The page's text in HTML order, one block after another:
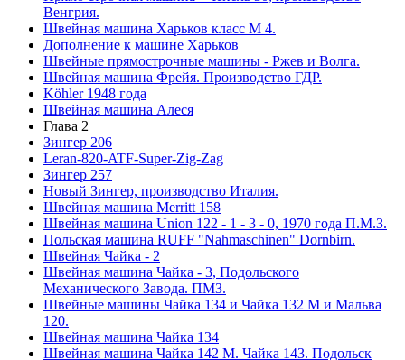
Венгрия.
Швейная машина Харьков класс М 4.
Дополнение к машине Харьков
Швейные прямострочные машины - Ржев и Волга.
Швейная машина Фрейя. Производство ГДР.
Köhler 1948 года
Швейная машина Алеся
Глава 2
Зингер 206
Leran-820-ATF-Super-Zig-Zag
Зингер 257
Новый Зингер, производство Италия.
Швейная машина Merritt 158
Швейная машина Union 122 - 1 - 3 - 0, 1970 года П.М.З.
Польская машина RUFF "Nahmaschinen" Dornbirn.
Швейная Чайка - 2
Швейная машина Чайка - 3, Подольского
Механического Завода. ПМЗ.
Швейные машины Чайка 134 и Чайка 132 М и Мальва
120.
Швейная машина Чайка 134
Швейная машина Чайка 142 М. Чайка 143. Подольск